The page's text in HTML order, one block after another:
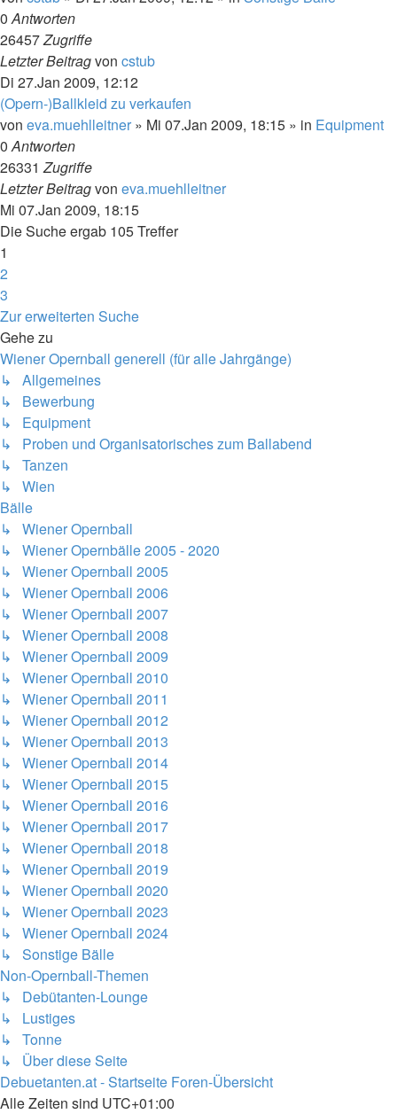
0Antworten
26457Zugriffe
Letzter Beitragvon cstub
Di 27.Jan 2009, 12:12
(Opern-)Ballkleid zu verkaufen
von eva.muehlleitner » Mi 07.Jan 2009, 18:15 » in Equipment
0Antworten
26331Zugriffe
Letzter Beitragvon eva.muehlleitner
Mi 07.Jan 2009, 18:15
Die Suche ergab 105 Treffer
1
2
3
Nächste
Zur erweiterten Suche
Gehe zu
Wiener Opernball generell (für alle Jahrgänge)
↳ Allgemeines
↳ Bewerbung
↳ Equipment
↳ Proben und Organisatorisches zum Ballabend
↳ Tanzen
↳ Wien
Bälle
↳ Wiener Opernball
↳ Wiener Opernbälle 2005 - 2020
↳ Wiener Opernball 2005
↳ Wiener Opernball 2006
↳ Wiener Opernball 2007
↳ Wiener Opernball 2008
↳ Wiener Opernball 2009
↳ Wiener Opernball 2010
↳ Wiener Opernball 2011
↳ Wiener Opernball 2012
↳ Wiener Opernball 2013
↳ Wiener Opernball 2014
↳ Wiener Opernball 2015
↳ Wiener Opernball 2016
↳ Wiener Opernball 2017
↳ Wiener Opernball 2018
↳ Wiener Opernball 2019
↳ Wiener Opernball 2020
↳ Wiener Opernball 2023
↳ Wiener Opernball 2024
↳ Sonstige Bälle
Non-Opernball-Themen
↳ Debütanten-Lounge
↳ Lustiges
↳ Tonne
↳ Über diese Seite
Debuetanten.at - Startseite Foren-Übersicht
Alle Zeiten sind UTC+01:00